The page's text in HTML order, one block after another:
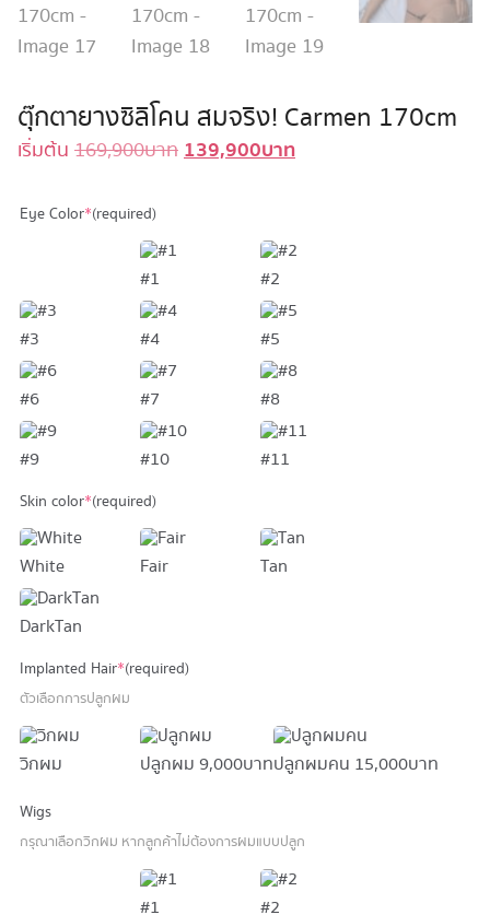
ตุ๊กตายางซิลิโคน สมจริง! Carmen 170cm
เริ่มต้น 169,900บาท Original
169,900 บาท.
139,900บาทCurrent
139,900 บาท.
Eye Color*(required)
#1 #2
#3 #4 #5
#6 #7 #8
#9 #10 #11
Skin color*(required)
White Fair Tan
DarkTan
Implanted Hair*(required)
ตัวเลือกการปลูกผม
วิกผม ปลูกผม 9,000 บาทปลูกผมคน 15,000 บาท
Wigs
กรุณาเลือกวิกผม หากลูกค้าไม่ต้องการผมแบบปลูก
#1 #2